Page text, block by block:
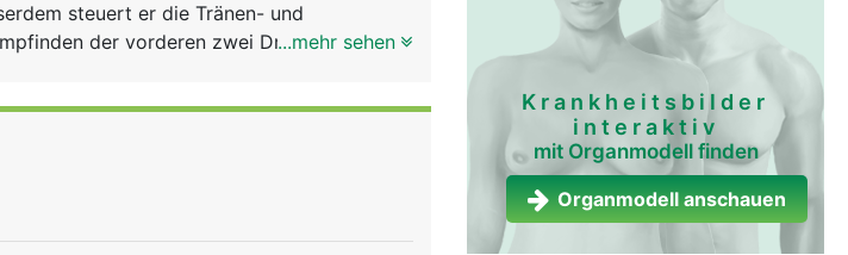
steuert er die Tränen- und
der vorderen zwei Drittel der
...mehr sehen
Krankheitsbilder
interaktiv
mit Organmodell finden
Organmodell anschauen